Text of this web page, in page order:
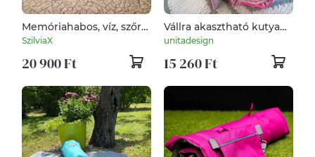
Memóriahabos, víz, szőr
és kaparásálló, lehúzható
kutyafekhely, kutyaágy
SzilviaX
20 900 Ft
Vállra akasztható kutya
pokróc (M méret)
(magenta-szürke)
unitadesign
15 260 Ft